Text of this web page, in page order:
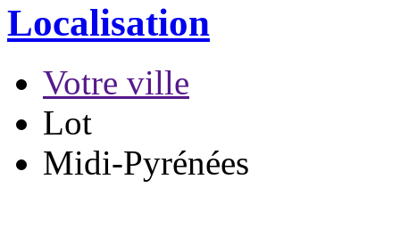
Localisation
Votre ville
Lot
Midi-Pyrénées